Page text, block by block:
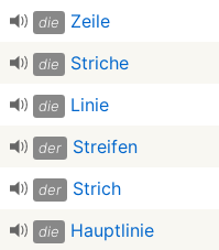
die Zeile
die Striche
die Linie
der Streifen
der Strich
die Hauptlinie